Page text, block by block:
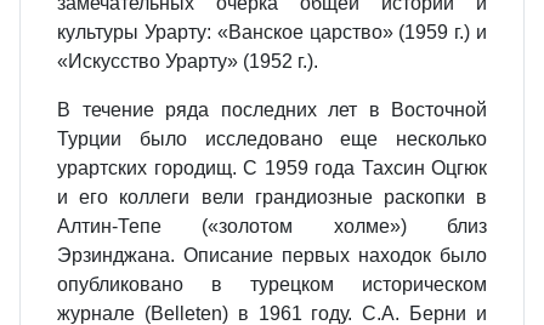
культуры Урарту: «Ванское царство» (1959 г.) и
«Искусство Урарту» (1952 г.).
В течение ряда последних лет в Восточной
Турции было исследовано еще несколько
урартских городищ. С 1959 года Тахсин Оцгюк
и его коллеги вели грандиозные раскопки в
Алтин-Тепе («золотом холме») близ
Эрзинджана. Описание первых находок было
опубликовано в турецком историческом
журнале (Belleten) в 1961 году. С.А. Берни и